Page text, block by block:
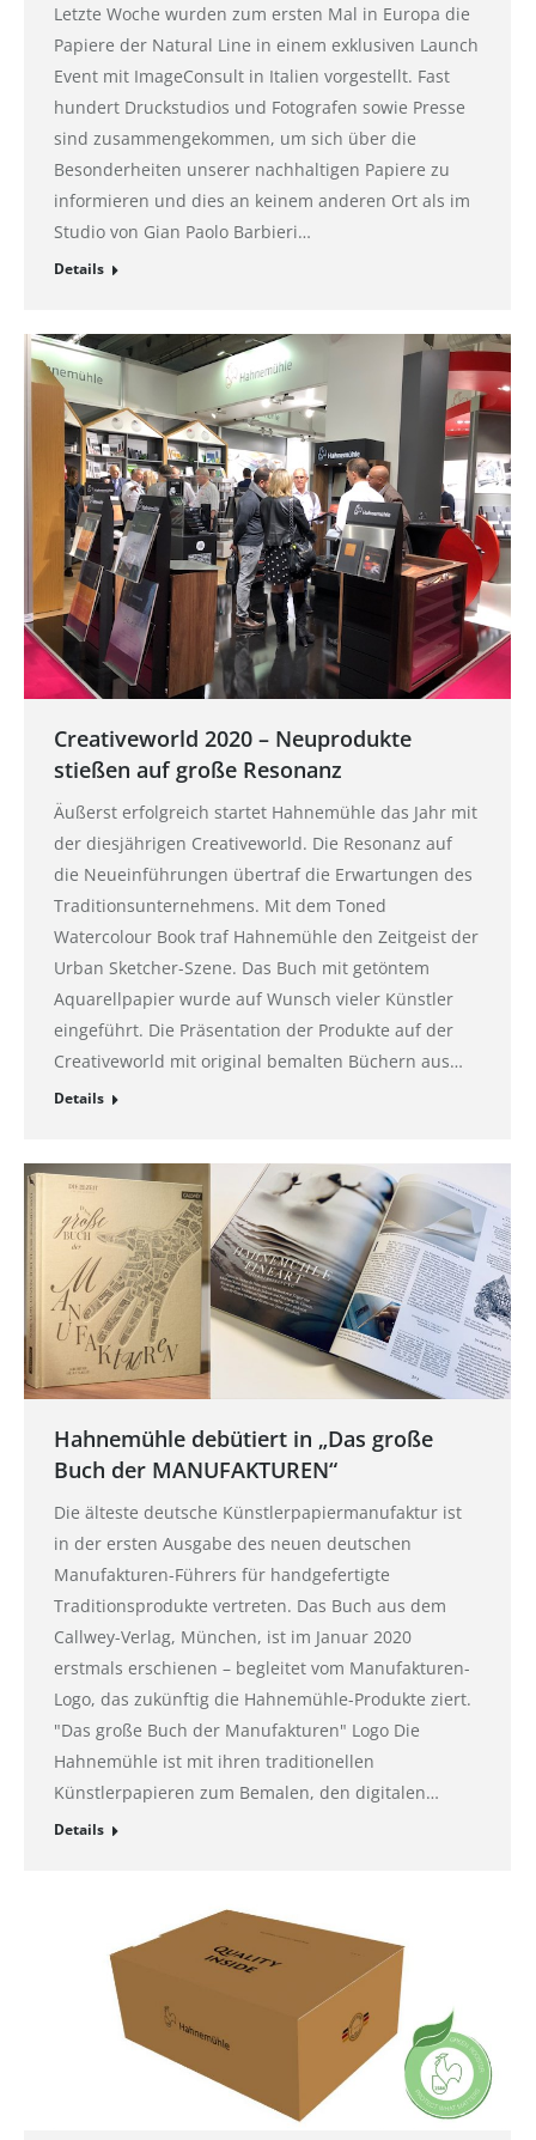
Letzte Woche wurden zum ersten Mal in Europa die
Papiere der Natural Line in einem exklusiven Launch
Event mit ImageConsult in Italien vorgestellt. Fast
hundert Druckstudios und Fotografen sowie Presse
sind zusammengekommen, um sich über die
Besonderheiten unserer nachhaltigen Papiere zu
informieren und dies an keinem anderen Ort als im
Studio von Gian Paolo Barbieri…
Details
Creativeworld 2020 – Neuprodukte
stießen auf große Resonanz
Äußerst erfolgreich startet Hahnemühle das Jahr mit
der diesjährigen Creativeworld. Die Resonanz auf
die Neueinführungen übertraf die Erwartungen des
Traditionsunternehmens. Mit dem Toned
Watercolour Book traf Hahnemühle den Zeitgeist der
Urban Sketcher-Szene. Das Buch mit getöntem
Aquarellpapier wurde auf Wunsch vieler Künstler
eingeführt. Die Präsentation der Produkte auf der
Creativeworld mit original bemalten Büchern aus…
Details
Hahnemühle debütiert in „Das große
Buch der MANUFAKTUREN“
Die älteste deutsche Künstlerpapiermanufaktur ist
in der ersten Ausgabe des neuen deutschen
Manufakturen-Führers für handgefertigte
Traditionsprodukte vertreten. Das Buch aus dem
Callwey-Verlag, München, ist im Januar 2020
erstmals erschienen – begleitet vom Manufakturen-
Logo, das zukünftig die Hahnemühle-Produkte ziert.
"Das große Buch der Manufakturen" Logo Die
Hahnemühle ist mit ihren traditionellen
Künstlerpapieren zum Bemalen, den digitalen…
Details